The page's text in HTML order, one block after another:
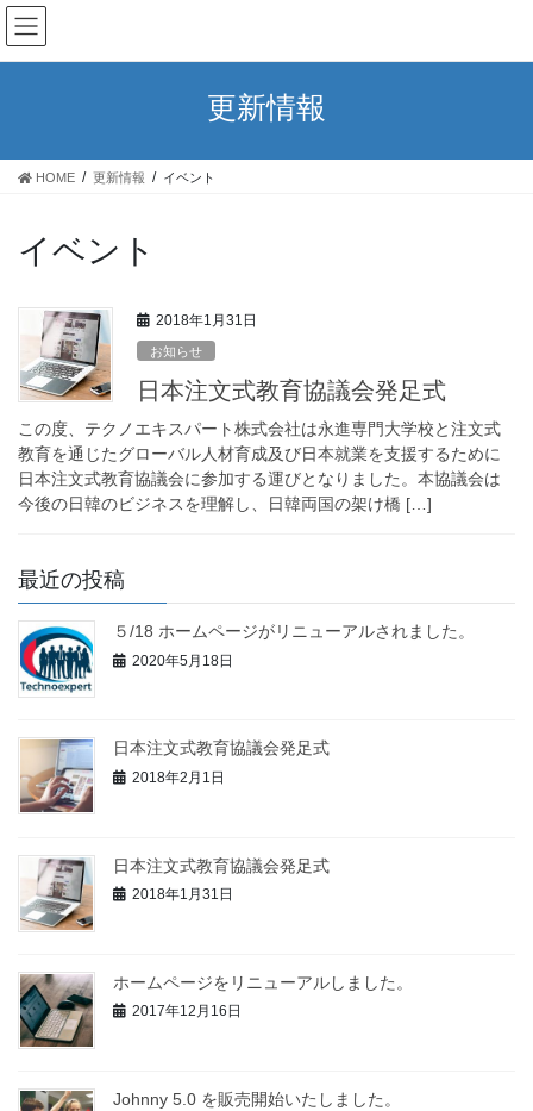
コ
ン
テ
ス
ナ
ビ
ゲ
ン
更新情報
HOME 更新情報 イベント
イベント
2018年1月31日
お知らせ
日本注文式教育協議会発足式
この度、テクノエキスパート株式会社は永進専門大学校と注文式
教育を通じたグローバル人材育成及び日本就業を支援するために
日本注文式教育協議会に参加する運びとなりました。本協議会は
今後の日韓のビジネスを理解し、日韓両国の架け橋 […]
最近の投稿
５/18 ホームページがリニューアルされました。
2020年5月18日
日本注文式教育協議会発足式
2018年2月1日
日本注文式教育協議会発足式
2018年1月31日
ホームページをリニューアルしました。
2017年12月16日
Johnny 5.0 を販売開始いたしました。